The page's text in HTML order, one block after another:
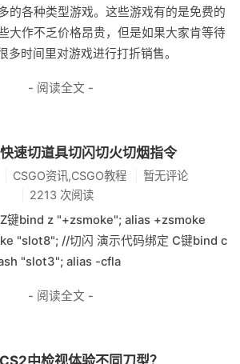
的各种类型游戏。这些游戏有的是免费的
大作不乏价格昂贵，但是如果大家肯等待
时间里对游戏进行打折销售。
- 阅读全文 -
快速切道具切闪切火切烟指令
CSGO资讯,CSGO教程
暂无评论
2213 次阅读
键bind z "+zsmoke"; alias +zsmoke
"slot8"; //切闪 演示代码绑定 C键bind c
"slot3"; alias -cfla
- 阅读全文 -